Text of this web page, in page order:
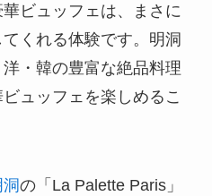
ビュッフェは、まさに
くれる体験です。明洞
・韓の豊富な絶品料理
ュッフェを楽しめるこ
の「La Palette Paris」